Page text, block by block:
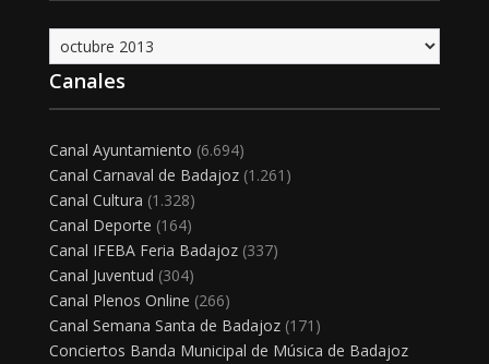
Archivo
Canales
Canal Ayuntamiento (6.694)
Canal Carnaval de Badajoz(1.261)
Canal Cultura (1.328)
Canal Deporte (164)
Canal IFEBA Feria Badajoz(337)
Canal Juventud (304)
Canal Plenos Online (266)
Canal Semana Santa de Badajoz(171)
Conciertos Banda Municipal de Música de Badajoz